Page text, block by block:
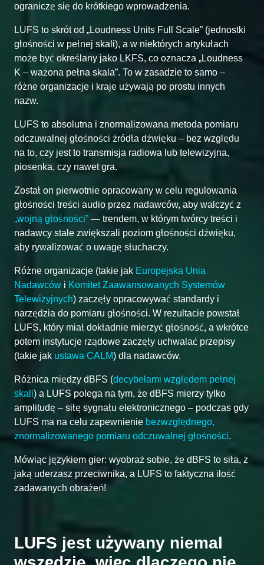
ograniczę się do krótkiego wprowadzenia.
LUFS to skrót od „Loudness Units Full Scale” (jednostki
głośności w pełnej skali), a w niektórych artykułach
może być określany jako LKFS, co oznacza „Loudness
K – ważona pełna skala”. To w zasadzie to samo –
różne organizacje i kraje używają po prostu innych
nazw.
LUFS to absolutna i znormalizowana metoda pomiaru
odczuwalnej głośności źródła dźwięku – bez względu
na to, czy jest to transmisja radiowa lub telewizyjna,
piosenka, czy nawet gra.
Został on pierwotnie opracowany w celu regulowania
głośności treści audio przez nadawców, aby walczyć z
„wojną głośności” — trendem, w którym twórcy treści i
nadawcy stale zwiększali poziom głośności dźwięku,
aby rywalizować o uwagę słuchaczy.
Różne organizacje (takie jak Europejska Unia
Nadawców i Komitet Zaawansowanych Systemów
Telewizyjnych) zaczęły opracowywać standardy i
narzędzia do pomiaru głośności. W rezultacie powstał
LUFS, który miał dokładnie mierzyć głośność, a wkrótce
potem instytucje rządowe zaczęły uchwalać przepisy
(takie jak ustawa CALM) dla nadawców.
Różnica między dBFS (decybelami względem pełnej
skali) a LUFS polega na tym, że dBFS mierzy tylko
amplitudę – siłę sygnału elektronicznego – podczas gdy
LUFS ma na celu zapewnienie bezwzględnego,
znormalizowanego pomiaru odczuwalnej głośności.
Mówiąc językiem gier: wyobraź sobie, że dBFS to siła, z
jaką uderzasz przeciwnika, a LUFS to faktyczna ilość
zadawanych obrażeń!
LUFS jest używany niemal